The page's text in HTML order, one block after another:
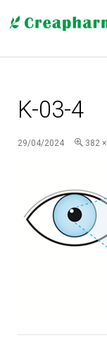
K-03-4
29/04/2024 382